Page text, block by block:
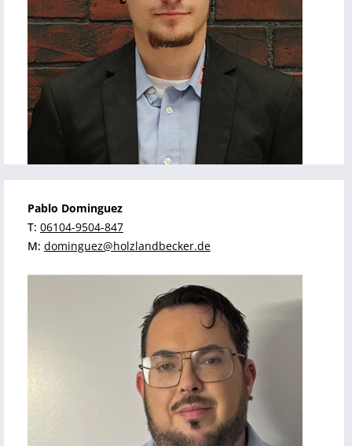
Pablo Dominguez
T: 06104-9504-847
M: dominguez@holzlandbecker.de